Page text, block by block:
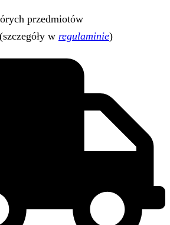
przedmiotów
w regulaminie)